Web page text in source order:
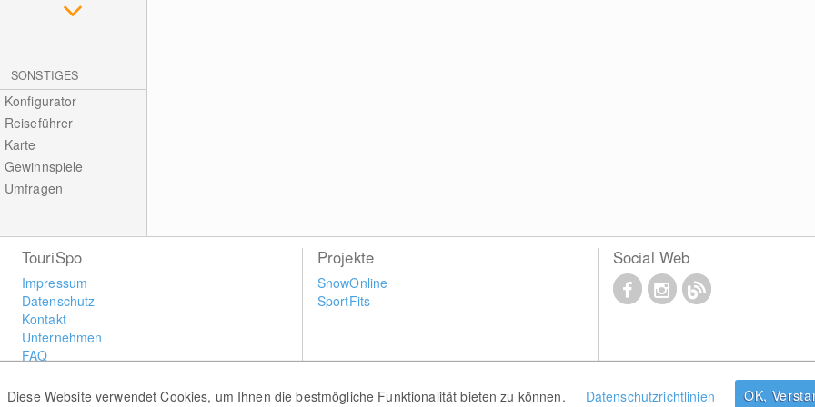
SONSTIGES
Konfigurator
Reiseführer
Karte
Gewinnspiele
Umfragen
Diese Website verwendet Cookies, um Ihnen die bestmögliche Funktionalität bieten zu können. Datenschutzrichtlinien OK,
TouriSpo
Impressum
Datenschutz
Kontakt
Unternehmen
FAQ
Widget
Projekte
SnowOnline
SportFits
Social Web